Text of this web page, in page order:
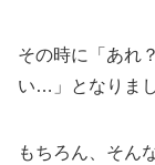
その時に「あれ
い…」となりまし
もちろん、そん